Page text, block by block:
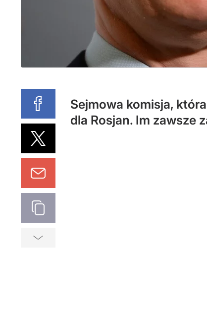
Sejmowa komisja,
dla Rosjan. Im zawsze